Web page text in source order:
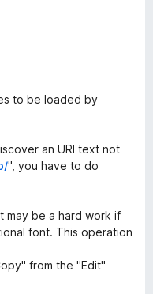
to be loaded by
an URI text not
", you have to do
may be a hard work if
font. This operation
from the "Edit"